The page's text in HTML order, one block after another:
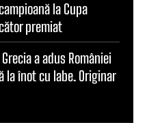
la Cupa
premiat
a adus României
la înot cu labe. Originar